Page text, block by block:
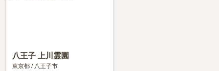
八王子 上川霊園
東京都 / 八王子市